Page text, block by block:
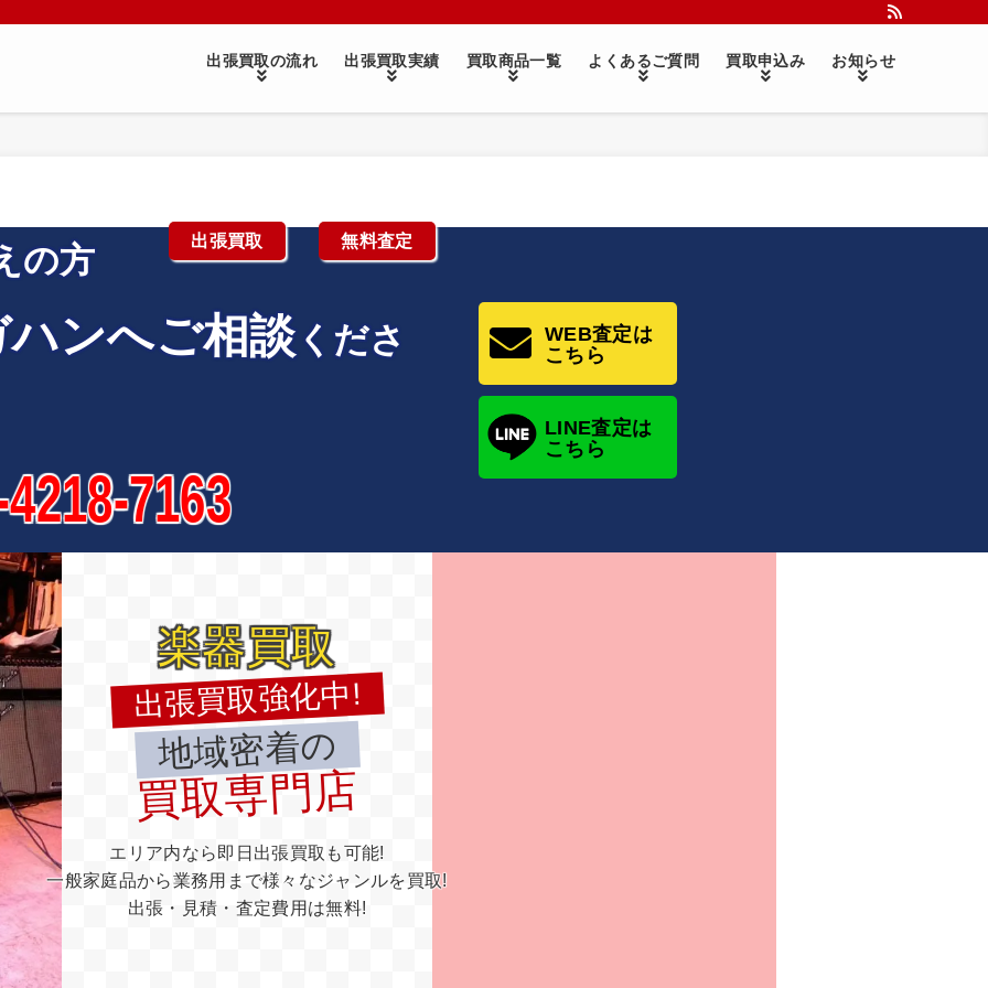
出張買取の流れ 出張買取実績 買取商品一覧 よくあるご質問 買取申込み お知らせ
出張買取 無料査定
の方
ンへご相談くださ
7163
WEB査定は
こちら
LINE査定は
こちら
楽器買取
出張買取強化中!
地域密着の
買取専門店
エリア内なら即日出張買取も可能!
一般家庭品から業務用まで様々なジャンルを買取!
出張・見積・査定費用は無料!